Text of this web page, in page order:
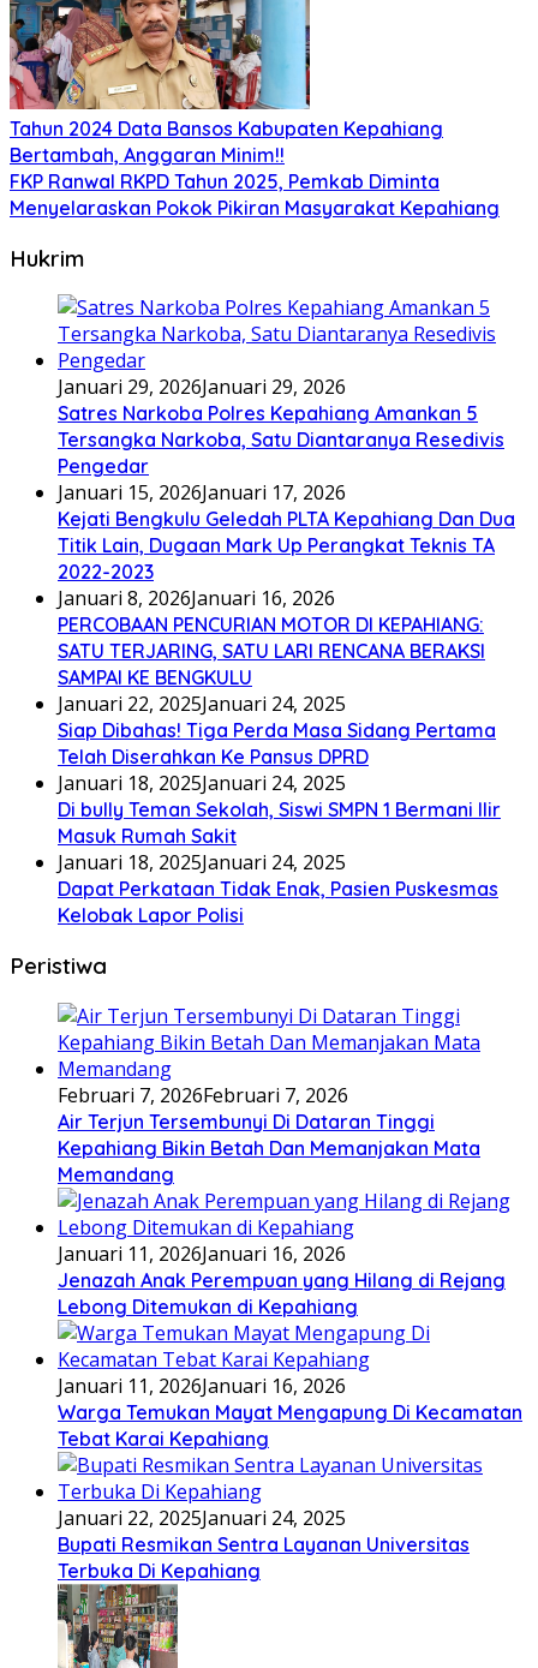
Tahun 2024 Data Bansos Kabupaten Kepahiang
Bertambah, Anggaran Minim!!
FKP Ranwal RKPD Tahun 2025, Pemkab Diminta
Menyelaraskan Pokok Pikiran Masyarakat Kepahiang
Hukrim
Januari 29, 2026Januari 29, 2026
Satres Narkoba Polres Kepahiang Amankan 5
Tersangka Narkoba, Satu Diantaranya Resedivis
Pengedar
Januari 15, 2026Januari 17, 2026
Kejati Bengkulu Geledah PLTA Kepahiang Dan Dua
Titik Lain, Dugaan Mark Up Perangkat Teknis TA
2022-2023
Januari 8, 2026Januari 16, 2026
PERCOBAAN PENCURIAN MOTOR DI KEPAHIANG:
SATU TERJARING, SATU LARI RENCANA BERAKSI
SAMPAI KE BENGKULU
Januari 22, 2025Januari 24, 2025
Siap Dibahas! Tiga Perda Masa Sidang Pertama
Telah Diserahkan Ke Pansus DPRD
Januari 18, 2025Januari 24, 2025
Di bully Teman Sekolah, Siswi SMPN 1 Bermani Ilir
Masuk Rumah Sakit
Januari 18, 2025Januari 24, 2025
Dapat Perkataan Tidak Enak, Pasien Puskesmas
Kelobak Lapor Polisi
Peristiwa
Februari 7, 2026Februari 7, 2026
Air Terjun Tersembunyi Di Dataran Tinggi
Kepahiang Bikin Betah Dan Memanjakan Mata
Memandang
Januari 11, 2026Januari 16, 2026
Jenazah Anak Perempuan yang Hilang di Rejang
Lebong Ditemukan di Kepahiang
Januari 11, 2026Januari 16, 2026
Warga Temukan Mayat Mengapung Di Kecamatan
Tebat Karai Kepahiang
Januari 22, 2025Januari 24, 2025
Bupati Resmikan Sentra Layanan Universitas
Terbuka Di Kepahiang